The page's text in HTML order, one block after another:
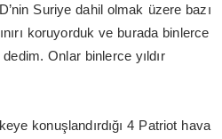
Suriye dahil olmak üzere bazı
koruyorduk ve burada binlerce
Onlar binlerce yıldır
konuşlandırdığı 4 Patriot hava